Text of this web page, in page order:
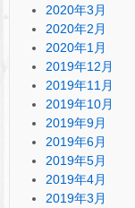
2020年3月
2020年2月
2020年1月
2019年12月
2019年11月
2019年10月
2019年9月
2019年6月
2019年5月
2019年4月
2019年3月